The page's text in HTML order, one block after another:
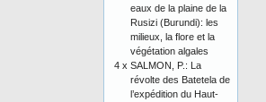
eaux de la plaine de la
Rusizi (Burundi): les
milieux, la flore et la
végétation algales
4 x SALMON, P.: La
révolte des Batetela de
l’expédition du Haut-